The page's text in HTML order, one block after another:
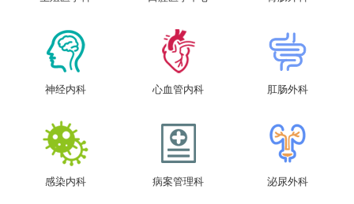
神经内科 心血管内科 肛肠外科
感染内科 病案管理科 泌尿外科